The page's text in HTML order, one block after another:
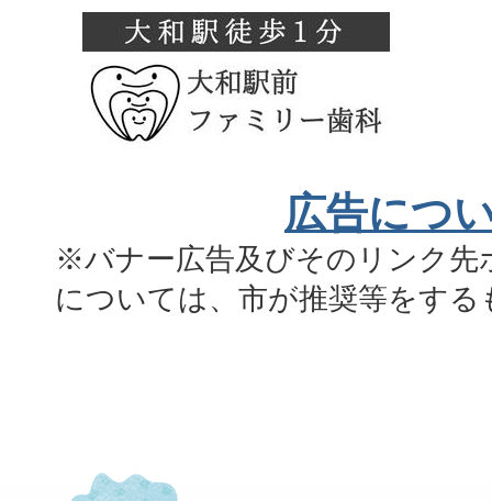
広告につ
※バナー広告及びそのリンク先
については、市が推奨等をす